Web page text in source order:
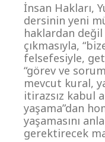
İnsan Hakları,
dersinin yeni
haklardan
çıkmasıyla,
felsefesiyle, getirdiği milliyetçi-devletçi
“görev ve
mevcut kural,
itirazsız kabul
yaşama”dan
yaşamasını
gerektirecek